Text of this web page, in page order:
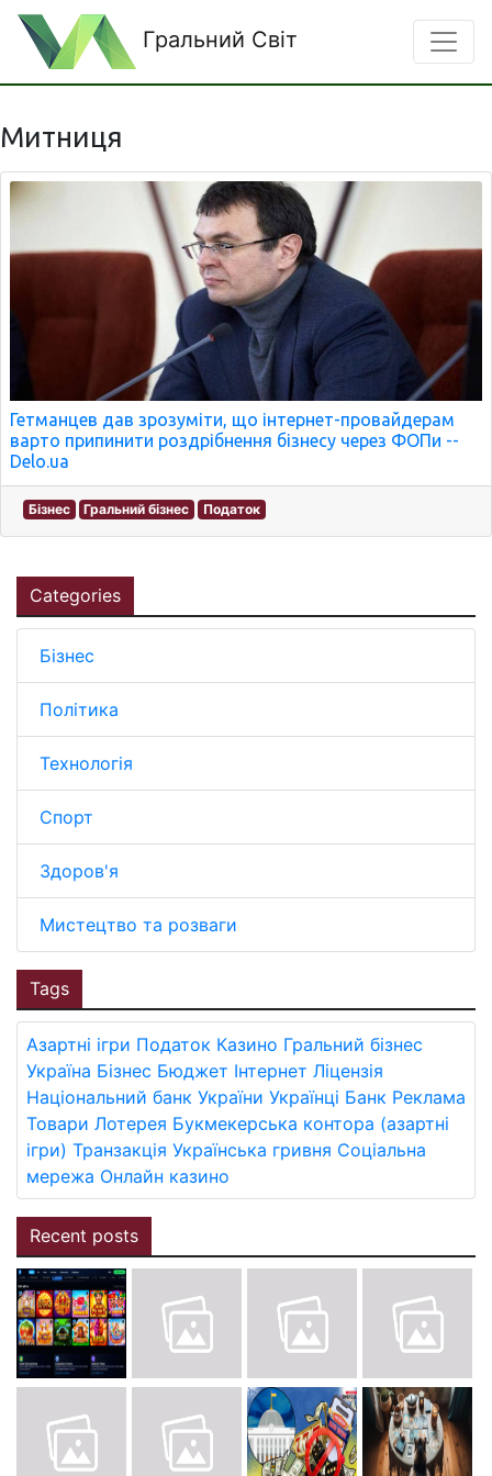
Гральний Світ
Митниця
Гетманцев дав зрозуміти, що інтернет-провайдерам
варто припинити роздрібнення бізнесу через ФОПи --
Delo.ua
Бізнес Гральний бізнес Податок
Categories
Бізнес
Політика
Технологія
Спорт
Здоров'я
Мистецтво та розваги
Tags
Азартні ігри Податок Казино Гральний бізнес
Україна Бізнес Бюджет Інтернет Ліцензія
Національний банк України Українці Банк Реклама
Товари Лотерея Букмекерська контора (азартні
ігри) Транзакція Українська гривня Соціальна
мережа Онлайн казино
Recent posts